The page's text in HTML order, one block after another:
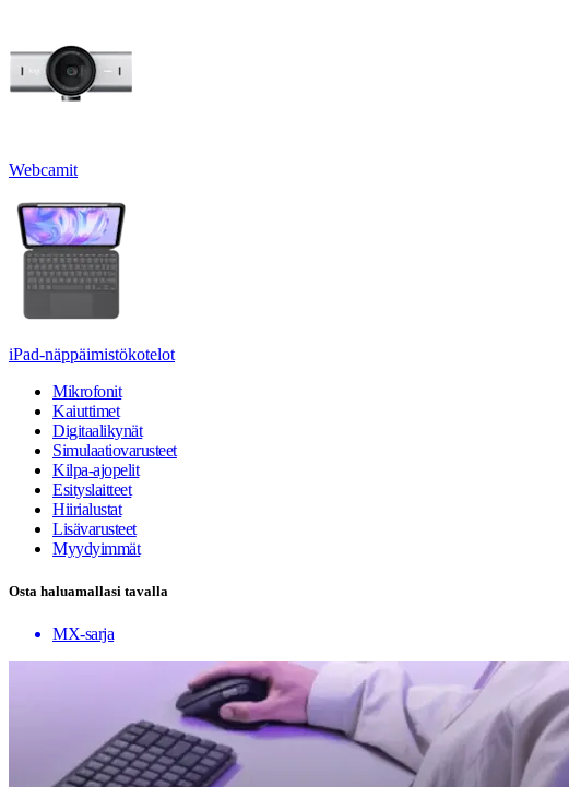
Webcamit
iPad-näppäimistökotelot
Mikrofonit
Kaiuttimet
Digitaalikynät
Simulaatiovarusteet
Kilpa-ajopelit
Esityslaitteet
Hiirialustat
Lisävarusteet
Myydyimmät
Osta haluamallasi tavalla
MX-sarja